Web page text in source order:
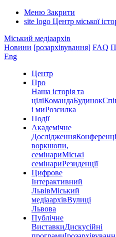
Меню Закрити
site logo Центр міської
Міський медіаархів
Новини [розархівування] FAQ
Eng
Центр
Про
Наша історія та
ціліКомандаБудинок
і миРозсилка
Події
Академічне
Дослідження
воркшопи,
семінариМіські
семінариРезиденції
Цифрове
Інтерактивний
ЛьвівМіський
медіаархівВулиці
Львова
Публічне
ВиставкиДискусійні